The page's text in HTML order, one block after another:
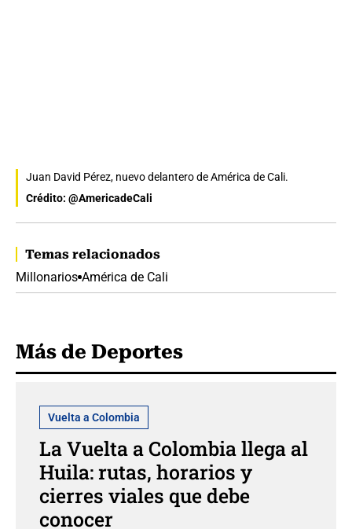
Juan David Pérez, nuevo delantero de América de Cali.
Crédito: @AmericadeCali
Temas relacionados
Millonarios América de Cali
Más de Deportes
Vuelta a Colombia
La Vuelta a Colombia llega al
Huila: rutas, horarios y
cierres viales que debe
conocer